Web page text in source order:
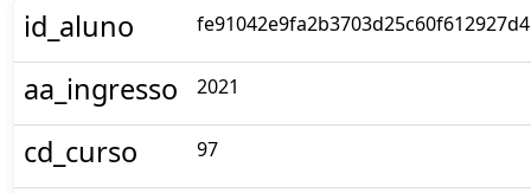
id_aluno fe91042e9fa2b3703d25c60f612927d4
aa_ingresso 2021
cd_curso 97